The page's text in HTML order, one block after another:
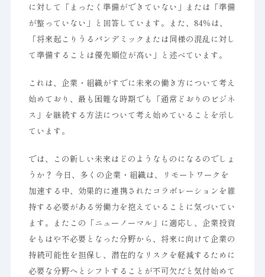
に対して「まったく準備ができていない」または「準備
が整っていない」と回答しています。また、84％は、
「将来起こりうるパンデミックまたは同様の混乱に対し
て準備することは優先順位が高い」と述べています。
これは、企業・組織がすでに未来の働き方について考え
始めており、最も困難な時期でも「通常どおりのビジネ
ス」を継続する方法について考え始めていることを示し
ています。
では、この新しい未来はどのようなものになるのでしょ
うか？ 今日、多くの企業・組織は、リモートワークを
加速する中、効果的に連携されたコラボレーションを維
持する必要がある労働力を抱えていることに気づいてい
ます。またこの「ニューノーマル」に適応し、企業投資
をもはや不必要となった分野から、将来に向けて企業の
持続可能性を担保し、潜在的なリスクを軽減するために
必要な分野へとシフトすることが不可欠だと気付始めて